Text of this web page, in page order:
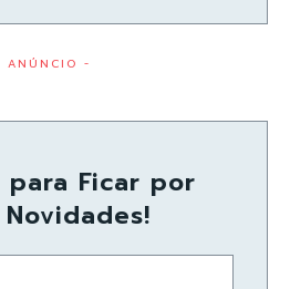
ANÚNCIO -
para Ficar por